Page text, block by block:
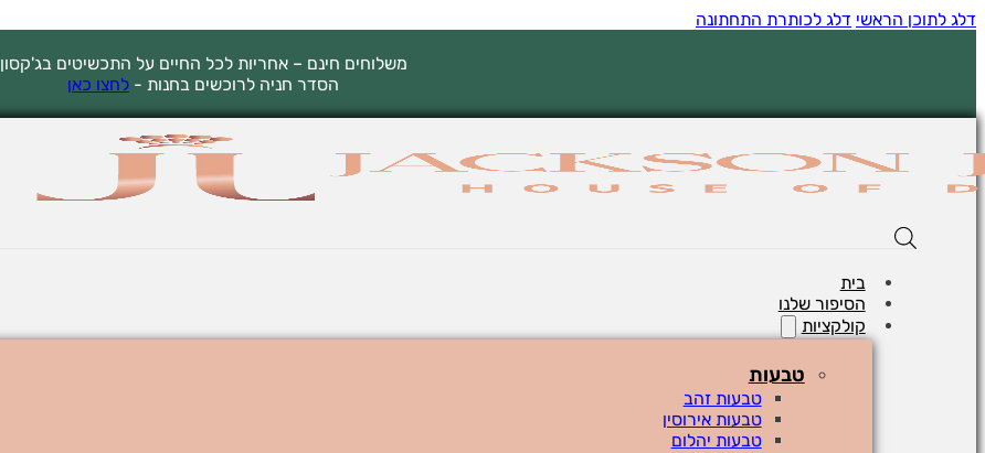
דלג לתוכן הראשי דלג לכותרת התחתונה
משלוחים חינם – אחריות לכל החיים על התכשיטים בג'קסון
הסדר חניה לרוכשים בחנות - לחצו כאן
בית
הסיפור שלנו
קולקציות
טבעות
טבעות זהב
טבעות אירוסין
טבעות יהלום